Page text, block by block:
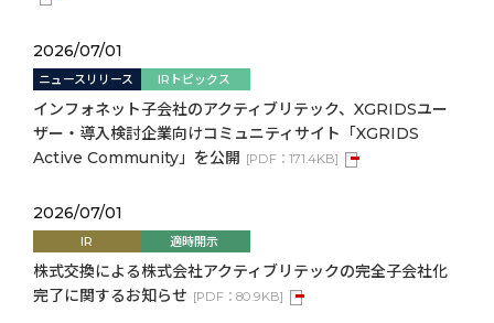
2026/07/01
ニュースリリース IRトピックス
インフォネット子会社のアクティブリテック、XGRIDSユー
ザー・導入検討企業向けコミュニティサイト「XGRIDS
Active Community」を公開 [PDF： 171.4KB]
2026/07/01
IR 適時開示
株式交換による株式会社アクティブリテックの完全子会社化
完了に関するお知らせ [PDF： 80.9KB]